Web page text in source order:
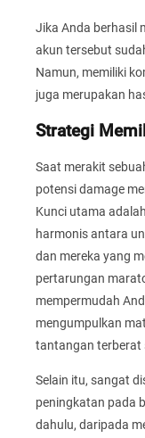
Jika Anda berhasil
akun tersebut
Namun, memiliki
juga merupakan
Strategi
Saat merakit
potensi damage
Kunci utama
harmonis antara
dan mereka yang
pertarungan
mempermudah
mengumpulkan
tantangan terberat
Selain itu, sangat
peningkatan pada
dahulu, daripada